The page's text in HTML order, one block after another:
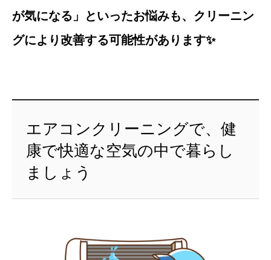
が気になる」といったお悩みも、クリーニン
グにより改善する可能性があります✨
エアコンクリーニングで、健
康で快適な空気の中で暮らし
ましょう